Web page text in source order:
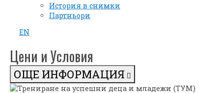
История в снимки
Партньори
EN
Цени и Условия
ОЩЕ ИНФОРМАЦИЯ